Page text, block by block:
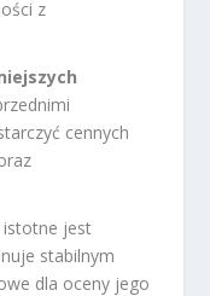
z
cennych
istotne jest
stabilnym
dla oceny jego